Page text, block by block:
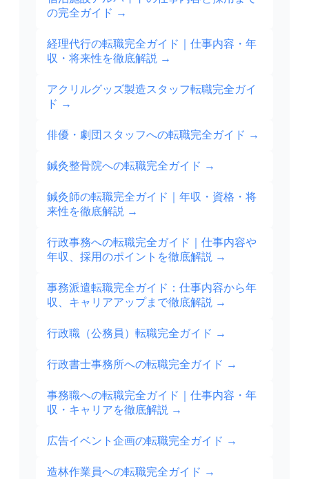
の完全ガイド →
経理代行の転職完全ガイド｜仕事内容・年
収・将来性を徹底解説 →
アクリルグッズ製造スタッフ転職完全ガイ
ド →
俳優・劇団スタッフへの転職完全ガイド →
鍼灸整骨院への転職完全ガイド →
鍼灸師の転職完全ガイド｜年収・資格・将
来性を徹底解説 →
行政事務への転職完全ガイド｜仕事内容や
年収、採用のポイントを徹底解説 →
事務派遣転職完全ガイド：仕事内容から年
収、キャリアアップまで徹底解説 →
行政職（公務員）転職完全ガイド →
行政書士事務所への転職完全ガイド →
事務職への転職完全ガイド｜仕事内容・年
収・キャリアを徹底解説 →
広告イベント企画の転職完全ガイド →
造林作業員への転職完全ガイド →